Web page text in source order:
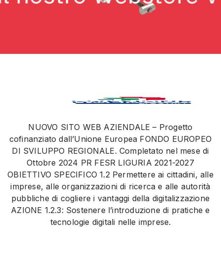
NUOVO SITO WEB AZIENDALE – Progetto
cofinanziato dall’Unione Europea FONDO EUROPEO
DI SVILUPPO REGIONALE. Completato nel mese di
Ottobre 2024 PR FESR LIGURIA 2021-2027
OBIETTIVO SPECIFICO 1.2 Permettere ai cittadini, alle
imprese, alle organizzazioni di ricerca e alle autorità
pubbliche di cogliere i vantaggi della digitalizzazione
AZIONE 1.2.3: Sostenere l’introduzione di pratiche e
tecnologie digitali nelle imprese.